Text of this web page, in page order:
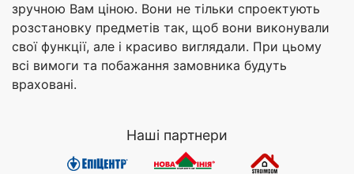
зручною Вам ціною. Вони не тільки спроектують
розстановку предметів так, щоб вони виконували
свої функції, але і красиво виглядали. При цьому
всі вимоги та побажання замовника будуть
враховані.
Наші партнери